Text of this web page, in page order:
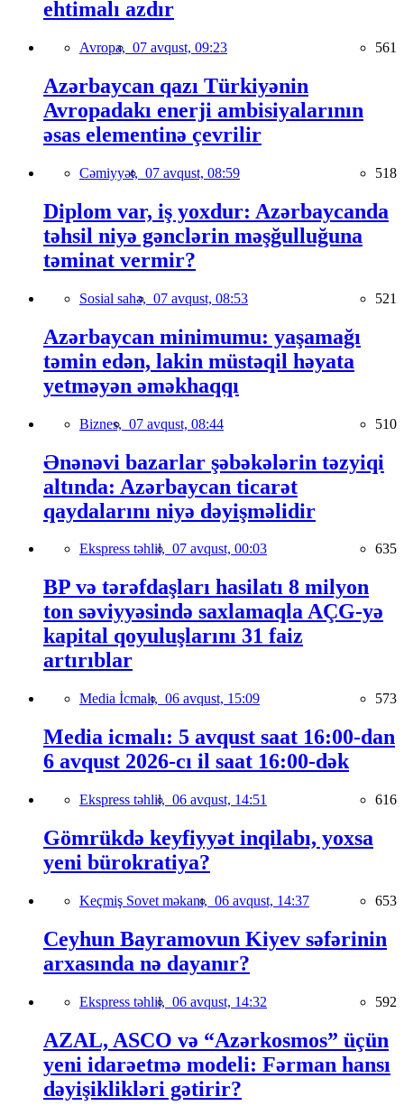
ehtimalı azdır
Avropa, 07 avqust, 09:23 561
Azərbaycan qazı Türkiyənin
Avropadakı enerji ambisiyalarının
əsas elementinə çevrilir
Cəmiyyət, 07 avqust, 08:59 518
Diplom var, iş yoxdur: Azərbaycanda
təhsil niyə gənclərin məşğulluğuna
təminat vermir?
Sosial sahə, 07 avqust, 08:53 521
Azərbaycan minimumu: yaşamağı
təmin edən, lakin müstəqil həyata
yetməyən əməkhaqqı
Biznes, 07 avqust, 08:44 510
Ənənəvi bazarlar şəbəkələrin təzyiqi
altında: Azərbaycan ticarət
qaydalarını niyə dəyişməlidir
Ekspress təhlil, 07 avqust, 00:03 635
BP və tərəfdaşları hasilatı 8 milyon
ton səviyyəsində saxlamaqla AÇG-yə
kapital qoyuluşlarını 31 faiz
artırıblar
Media İcmalı, 06 avqust, 15:09 573
Media icmalı: 5 avqust saat 16:00-dan
6 avqust 2026-cı il saat 16:00-dək
Ekspress təhlil, 06 avqust, 14:51 616
Gömrükdə keyfiyyət inqilabı, yoxsa
yeni bürokratiya?
Keçmiş Sovet məkanı, 06 avqust, 14:37 653
Ceyhun Bayramovun Kiyev səfərinin
arxasında nə dayanır?
Ekspress təhlil, 06 avqust, 14:32 592
AZAL, ASCO və “Azərkosmos” üçün
yeni idarəetmə modeli: Fərman hansı
dəyişiklikləri gətirir?